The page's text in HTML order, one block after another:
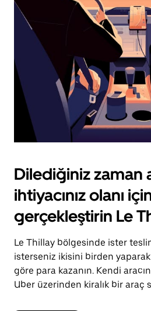
escape
tuşuna
basın.
Dilediğiniz zaman
ihtiyacınız olanı
gerçekleştirin Le
Le Thillay bölgesinde ister
isterseniz ikisini birden
göre para kazanın. Kendi
Uber üzerinden kiralık bir araç